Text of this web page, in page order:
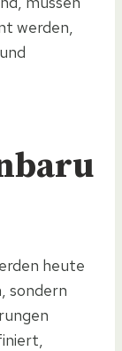
werden,
heute
sondern